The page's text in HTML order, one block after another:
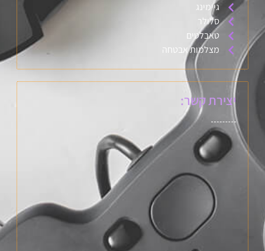
גיימינג
סלולר
טאבלטים
מצלמות אבטחה
יצירת קשר: